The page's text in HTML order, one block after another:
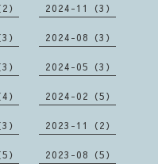
） 2024-11（3）
） 2024-08（3）
） 2024-05（3）
） 2024-02（5）
） 2023-11（2）
） 2023-08（5）